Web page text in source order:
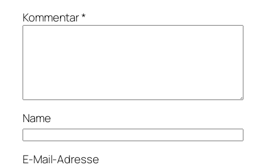
Kommentar*
Name
E-Mail-Adresse